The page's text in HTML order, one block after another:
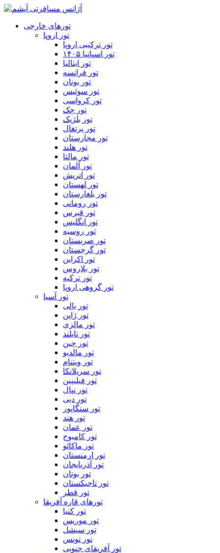
تورهای خارجی
تور اروپا
تور ترکیبی اروپا
تور اسپانیا ۱۴۰۵
تور ایتالیا
تور فرانسه
تور یونان
تور سوئیس
تور کرواسی
تور چک
تور بلژیک
تور پرتغال
تور مجارستان
تور هلند
تور مالتا
تور آلمان
تور اتریش
تور لهستان
تور بلغارستان
تور رومانی
تور قبرس
تور انگلیس
تور روسیه
تور صربستان
تور گرجستان
تور اکراین
تور بلاروس
تور ترکیه
تور گروهی اروپا
تور آسیا
تور بالی
تور ژاپن
تور مالزی
تور تایلند
تور چین
تور مالدیو
تور ویتنام
تور سریلانکا
تور فیلیپین
تور نپال
تور دبی
تور سنگاپور
تور هند
تور عمان
تور کامبوج
تور ماکائو
تور ارمنستان
تور آذربایجان
تور بوتان
تور تاجیکستان
تور قطر
تورهای قاره آفریقا
تور کنیا
تور موریس
تور سیشل
تور تونس
تور آفریقای جنوبی